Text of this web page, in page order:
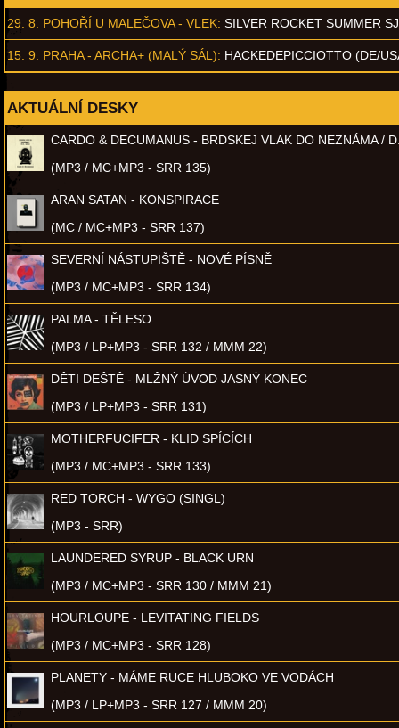
29. 8. POHOŘÍ U MALEČOVA - VLEK: SILVER ROCKET SUMMER
15. 9. PRAHA - ARCHA+ (MALÝ SÁL): HACKEDEPICCIOTTO (DE/
AKTUÁLNÍ DESKY
CARDO & DECUMANUS - BRDSKEJ VLAK DO NEZNÁMA /
(MP3 / MC+MP3 - SRR 135)
ARAN SATAN - KONSPIRACE
(MC / MC+MP3 - SRR 137)
SEVERNÍ NÁSTUPIŠTĚ - NOVÉ PÍSNĚ
(MP3 / MC+MP3 - SRR 134)
PALMA - TĚLESO
(MP3 / LP+MP3 - SRR 132 / MMM 22)
DĚTI DEŠTĚ - MLŽNÝ ÚVOD JASNÝ KONEC
(MP3 / LP+MP3 - SRR 131)
MOTHERFUCIFER - KLID SPÍCÍCH
(MP3 / MC+MP3 - SRR 133)
RED TORCH - WYGO (SINGL)
(MP3 - SRR)
LAUNDERED SYRUP - BLACK URN
(MP3 / MC+MP3 - SRR 130 / MMM 21)
HOURLOUPE - LEVITATING FIELDS
(MP3 / MC+MP3 - SRR 128)
PLANETY - MÁME RUCE HLUBOKO VE VODÁCH
(MP3 / LP+MP3 - SRR 127 / MMM 20)